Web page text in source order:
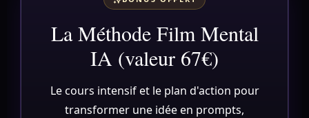
La Méthode Film Mental
IA (valeur 67€)
Le cours intensif et le plan d'action pour
transformer une idée en prompts,